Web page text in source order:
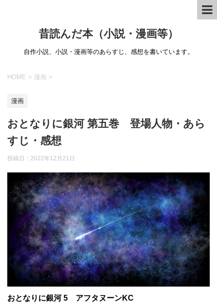
昔読んだ本（小説・漫画等）
自作小説、小説・漫画等のあらすじ、感想を書いています。
HOME > 漫画 >
漫画
おとなりに銀河 第五巻 登場人物・あら
すじ・感想
投稿日： 2022年12月21日
おとなりに銀河 5 アフタヌーンKC